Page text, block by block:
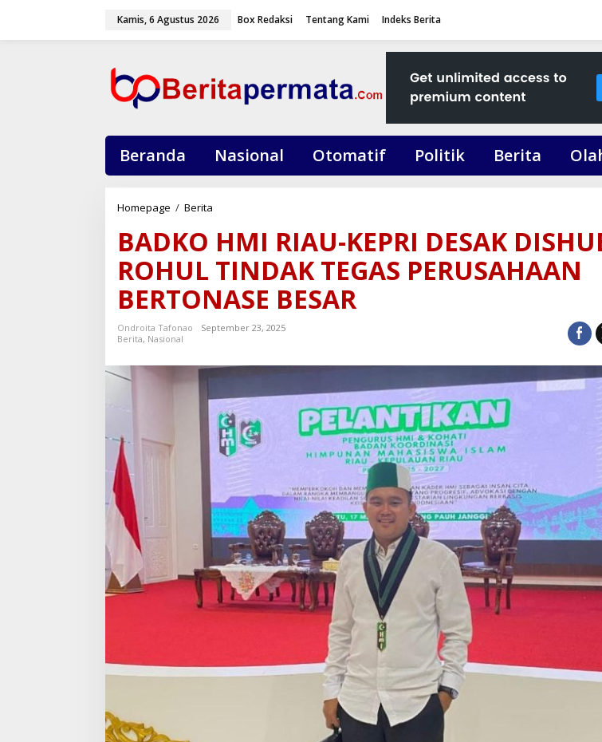
w
Kamis, 6 Agustus 2026 Box Redaksi Tentang Kami Indeks Berita
Beranda Nasional Otomatif Politik Berita
Homepage / Berita
K
H
M
R
A
U
-
K
E
E
S
A
K
D
I
S
R
BADKO HMI RIAU-KEPRI DESAK
ROHUL TINDAK TEGAS PERUSAHAAN
BERTONASE BESAR
Ondroita Tafonao
September 23, 2025
Berita, Nasional